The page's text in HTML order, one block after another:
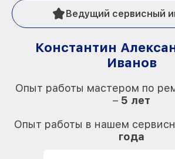
Ведущий сервисный
Константин
Иванов
Опыт работы мастером по
– 5 лет
Опыт работы в нашем
года